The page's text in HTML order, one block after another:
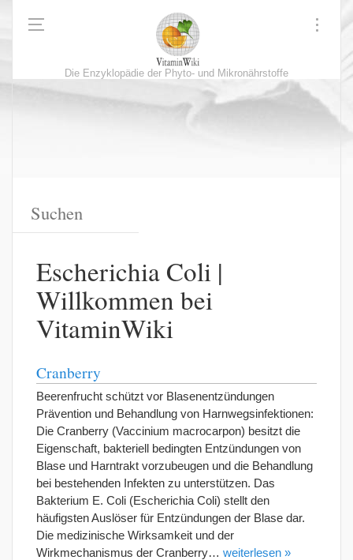
Die Enzyklopädie der Phyto- und Mikronährstoffe
Escherichia Coli |
Willkommen bei
VitaminWiki
Cranberry
Beerenfrucht schützt vor Blasenentzündungen
Prävention und Behandlung von Harnwegsinfektionen:
Die Cranberry (Vaccinium macrocarpon) besitzt die
Eigenschaft, bakteriell bedingten Entzündungen von
Blase und Harntrakt vorzubeugen und die Behandlung
bei bestehenden Infekten zu unterstützen. Das
Bakterium E. Coli (Escherichia Coli) stellt den
häufigsten Auslöser für Entzündungen der Blase dar.
Die medizinische Wirksamkeit und der
Wirkmechanismus der Cranberry… weiterlesen »